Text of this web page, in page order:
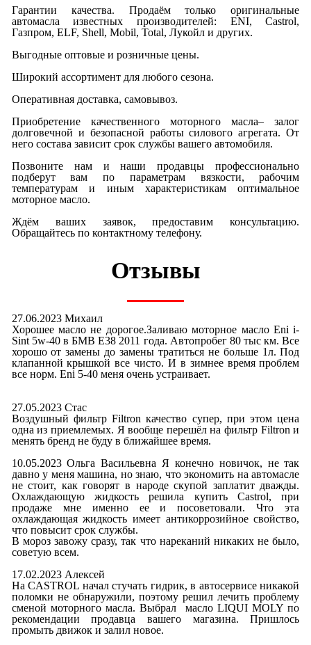
Гарантии качества. Продаём только оригинальные
автомасла известных производителей: ENI, Castrol,
Газпром, ELF, Shell, Mobil, Total, Лукойл и других.
Выгодные оптовые и розничные цены.
Широкий ассортимент для любого сезона.
Оперативная доставка, самовывоз.
Приобретение качественного моторного масла– залог
долговечной и безопасной работы силового агрегата. От
него состава зависит срок службы вашего автомобиля.
Позвоните нам и наши продавцы профессионально
подберут вам по параметрам вязкости, рабочим
температурам и иным характеристикам оптимальное
моторное масло.
Ждём ваших заявок, предоставим консультацию.
Обращайтесь по контактному телефону.
Отзывы
27.06.2023 Михаил
Хорошее масло не дорогое.Заливаю моторное масло Eni i-
Sint 5w-40 в БМВ E38 2011 года. Автопробег 80 тыс км. Все
хорошо от замены до замены тратиться не больше 1л. Под
клапанной крышкой все чисто. И в зимнее время проблем
все норм. Eni 5-40 меня очень устраивает.
27.05.2023 Стас
Воздушный фильтр Filtron качество супер, при этом цена
одна из приемлемых. Я вообще перешёл на фильтр Filtron и
менять бренд не буду в ближайшее время.
10.05.2023 Ольга Васильевна Я конечно новичок, не так
давно у меня машина, но знаю, что экономить на автомасле
не стоит, как говорят в народе скупой заплатит дважды.
Охлаждающую жидкость решила купить Castrol, при
продаже мне именно ее и посоветовали. Что эта
охлаждающая жидкость имеет антикоррозийное свойство,
что повысит срок службы.
В мороз завожу сразу, так что нареканий никаких не было,
советую всем.
17.02.2023 Алексей
На CASTROL начал стучать гидрик, в автосервисе никакой
поломки не обнаружили, поэтому решил лечить проблему
сменой моторного масла. Выбрал масло LIQUI MOLY по
рекомендации продавца вашего магазина. Пришлось
промыть движок и залил новое.